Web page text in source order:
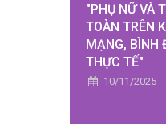
"PHỤ NỮ VÀ
TOÀN TRÊN
MẠNG, BÌNH
THỰC TẾ"
10/11/2025